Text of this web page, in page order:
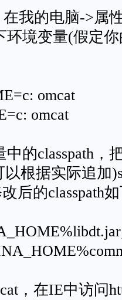
在我的电脑->属
境变量(假定你
omcat
omcat
的classpath，
以根据实际追加
后的classpath
，在IE中访问